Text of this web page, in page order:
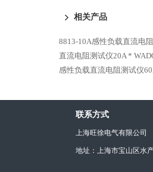
相关产品
8813-10A感性负载直流电
直流电阻测试仪20A *
感性负载直流电阻测试仪
联系方式
上海旺徐电气有限公司
地址：上海市宝山区水